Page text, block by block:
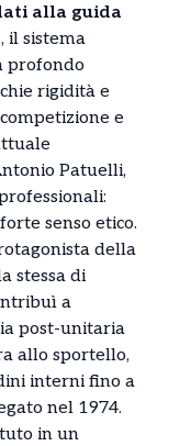
alla guida
, il sistema
profondo
rigidità e
e
Patuelli,
senso etico.
della
stessa di
a
post-unitaria
allo sportello,
interni fino a
nel 1974.
in un